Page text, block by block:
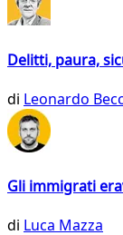
Delitti, paura,
di Leonardo
Gli immigrati
di Luca Mazza